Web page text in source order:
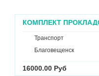
КОМПЛЕКТ
БЛАГОВЕЩЕНСКЕ
Транспорт
Благовещенск
16000.00 Руб